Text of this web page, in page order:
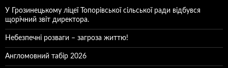
У Грозинецькому ліцеї Топорівської сільської ради відбувся
щорічний звіт директора.
Небезпечні розваги – загроза життю!
Англомовний табір 2026